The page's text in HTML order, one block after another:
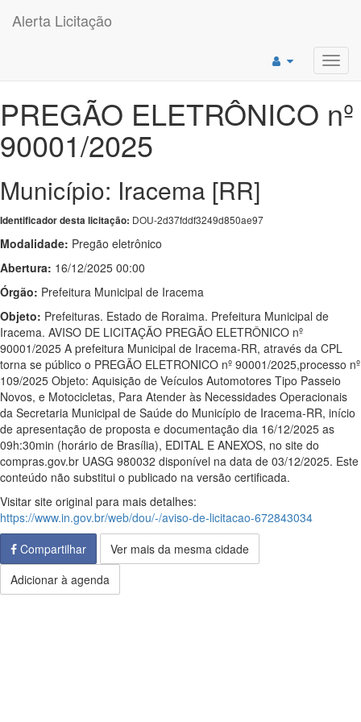
Alerta Licitação
PREGÃO ELETRÔNICO nº
90001/2025
Município: Iracema [RR]
Identificador desta licitação: DOU-2d37fddf3249d850ae97
Modalidade: Pregão eletrônico
Abertura: 16/12/2025 00:00
Órgão: Prefeitura Municipal de Iracema
Objeto: Prefeituras. Estado de Roraima. Prefeitura Municipal de
Iracema. AVISO DE LICITAÇÃO PREGÃO ELETRÔNICO nº
90001/2025 A prefeitura Municipal de Iracema-RR, através da CPL
torna se público o PREGÃO ELETRONICO nº 90001/2025,processo nº
109/2025 Objeto: Aquisição de Veículos Automotores Tipo Passeio
Novos, e Motocicletas, Para Atender às Necessidades Operacionais
da Secretaria Municipal de Saúde do Município de Iracema-RR, início
de apresentação de proposta e documentação dia 16/12/2025 as
09h:30min (horário de Brasília), EDITAL E ANEXOS, no site do
compras.gov.br UASG 980032 disponível na data de 03/12/2025. Este
conteúdo não substitui o publicado na versão certificada.
Visitar site original para mais detalhes:
https://www.in.gov.br/web/dou/-/aviso-de-licitacao-672843034
Compartilhar
Ver mais da mesma cidade
Adicionar à agenda